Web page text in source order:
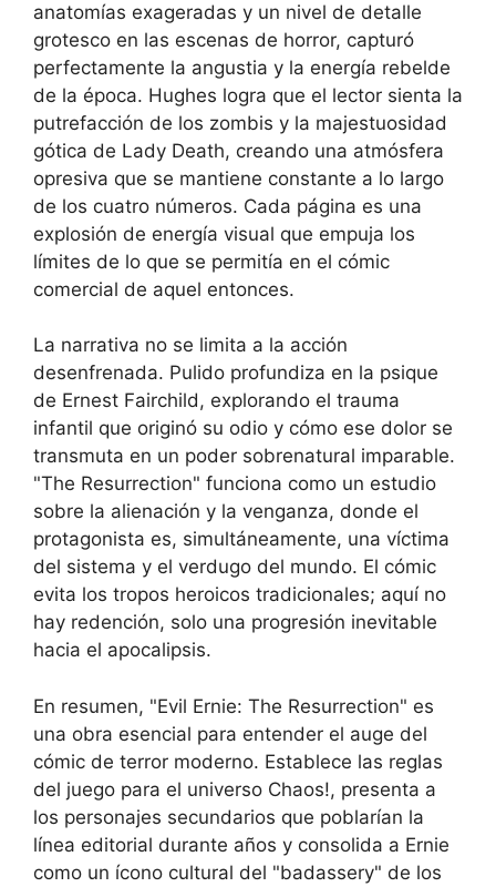
anatomías exageradas y un nivel de detalle
grotesco en las escenas de horror, capturó
perfectamente la angustia y la energía rebelde
de la época. Hughes logra que el lector sienta la
putrefacción de los zombis y la majestuosidad
gótica de Lady Death, creando una atmósfera
opresiva que se mantiene constante a lo largo
de los cuatro números. Cada página es una
explosión de energía visual que empuja los
límites de lo que se permitía en el cómic
comercial de aquel entonces.
La narrativa no se limita a la acción
desenfrenada. Pulido profundiza en la psique
de Ernest Fairchild, explorando el trauma
infantil que originó su odio y cómo ese dolor se
transmuta en un poder sobrenatural imparable.
"The Resurrection" funciona como un estudio
sobre la alienación y la venganza, donde el
protagonista es, simultáneamente, una víctima
del sistema y el verdugo del mundo. El cómic
evita los tropos heroicos tradicionales; aquí no
hay redención, solo una progresión inevitable
hacia el apocalipsis.
En resumen, "Evil Ernie: The Resurrection" es
una obra esencial para entender el auge del
cómic de terror moderno. Establece las reglas
del juego para el universo Chaos!, presenta a
los personajes secundarios que poblarían la
línea editorial durante años y consolida a Ernie
como un ícono cultural del "badassery" de los